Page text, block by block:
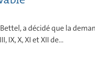
a décidé que la
IX, X, XI et XII de...